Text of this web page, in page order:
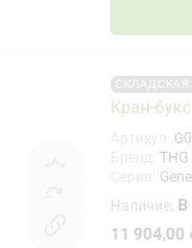
СКЛАДСКАЯ
Кран-
THG
Наличие: В
11 904,00